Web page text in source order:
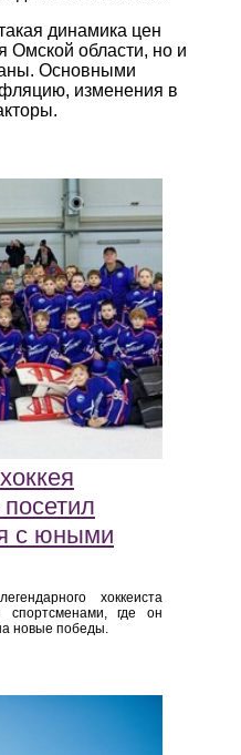
динамика цен
Омской области, но и
Основными
изменения в
с юными
хоккеиста
где он
новые победы.